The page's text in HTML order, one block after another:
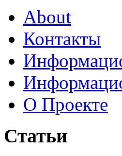
About
Контакты
О Проекте
Статьи